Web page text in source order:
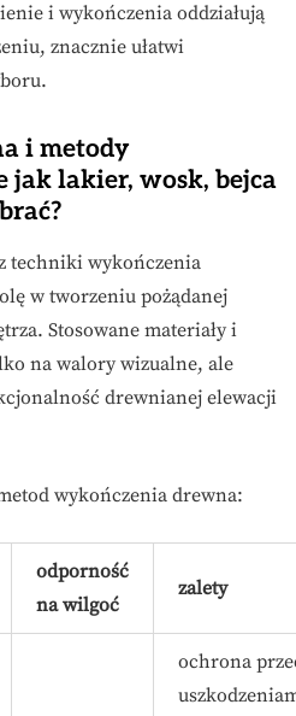
i wykończenia oddziałują
znacznie ułatwi
i metody
jak lakier, wosk, bejca
techniki wykończenia
w tworzeniu pożądanej
Stosowane materiały i
na walory wizualne, ale
drewnianej elewacji
wykończenia drewna:
odporność
na wilgoć
zalety
ochrona